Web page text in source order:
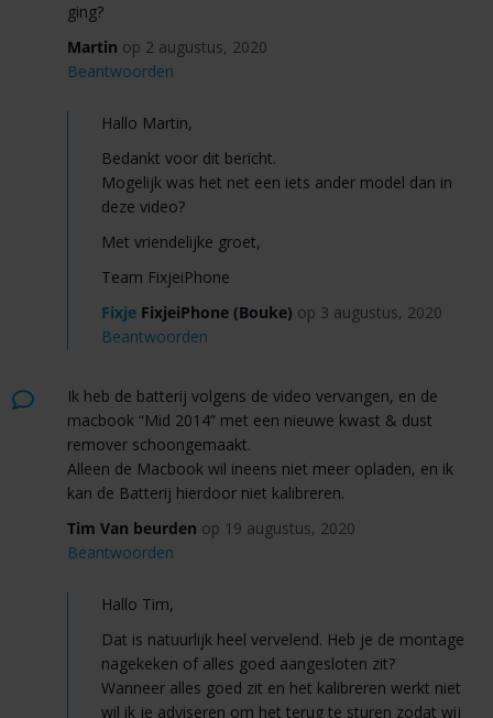
ging?
Martin op 2 augustus, 2020
Beantwoorden
Hallo Martin,
Bedankt voor dit bericht.
Mogelijk was het net een iets ander model dan in
deze video?
Met vriendelijke groet,
Team FixjeiPhone
FixjeFixjeiPhone (Bouke) op 3 augustus, 2020
Beantwoorden
Ik heb de batterij volgens de video vervangen, en de
macbook “Mid 2014” met een nieuwe kwast & dust
remover schoongemaakt.
Alleen de Macbook wil ineens niet meer opladen, en ik
kan de Batterij hierdoor niet kalibreren.
Tim Van beurden op 19 augustus, 2020
Beantwoorden
Hallo Tim,
Dat is natuurlijk heel vervelend. Heb je de montage
nagekeken of alles goed aangesloten zit?
Wanneer alles goed zit en het kalibreren werkt niet
wil ik je adviseren om het terug te sturen zodat wij